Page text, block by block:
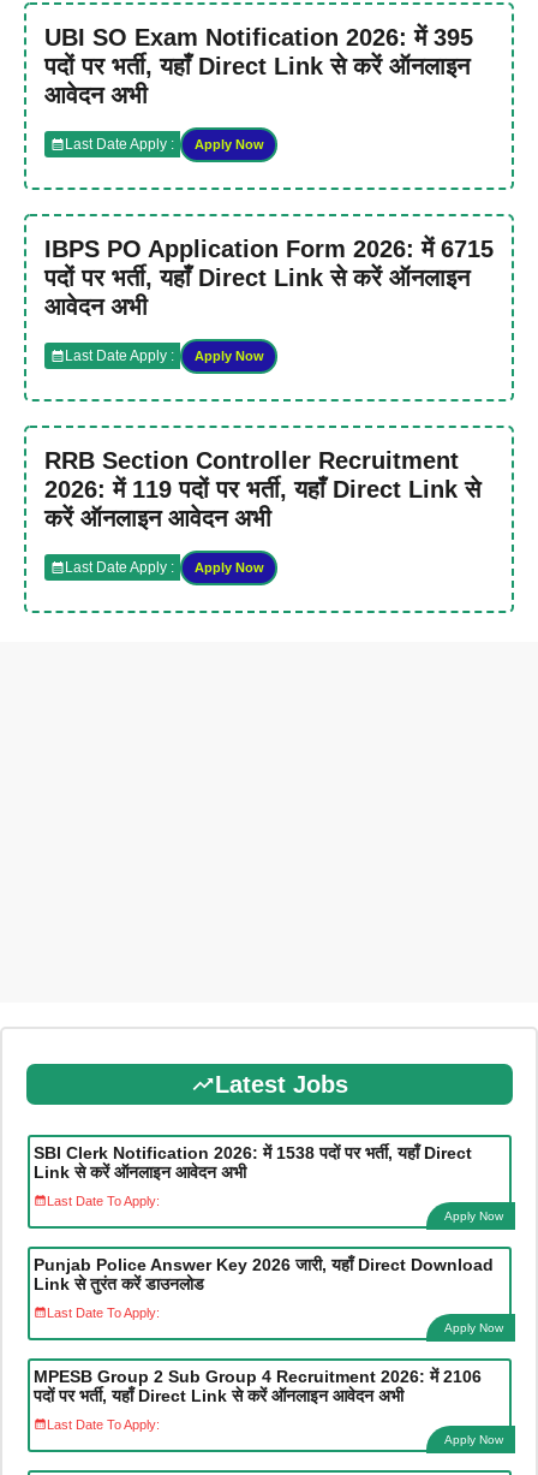
UBI SO Exam Notification 2026: में 395
पदों पर भर्ती, यहाँ Direct Link से करें ऑनलाइन
आवेदन अभी
Last Date Apply : Apply Now
IBPS PO Application Form 2026: में 6715
पदों पर भर्ती, यहाँ Direct Link से करें ऑनलाइन
आवेदन अभी
Last Date Apply : Apply Now
RRB Section Controller Recruitment
2026: में 119 पदों पर भर्ती, यहाँ Direct Link से
करें ऑनलाइन आवेदन अभी
Last Date Apply : Apply Now
Latest Jobs
SBI Clerk Notification 2026: में 1538 पदों पर भर्ती, यहाँ Direct
Link से करें ऑनलाइन आवेदन अभी
Last Date To Apply:
Apply Now
Punjab Police Answer Key 2026 जारी, यहाँ Direct Download
Link से तुरंत करें डाउनलोड
Last Date To Apply:
Apply Now
MPESB Group 2 Sub Group 4 Recruitment 2026: में 2106
पदों पर भर्ती, यहाँ Direct Link से करें ऑनलाइन आवेदन अभी
Last Date To Apply:
Apply Now